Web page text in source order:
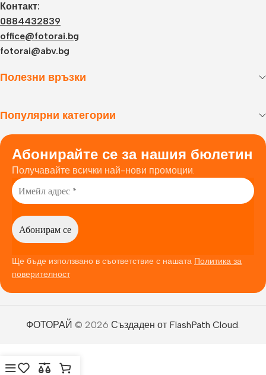
Контакт:
0884432839
office@fotorai.bg
fotorai@abv.bg
Полезни връзки
Популярни категории
Абонирайте се за нашия бюлетин
Получавайте всички най-нови промоции.
Ще бъде използвано в съответствие с нашата Политика за
поверителност
ФОТОРАЙ © 2026 Създаден от FlashPath Cloud.